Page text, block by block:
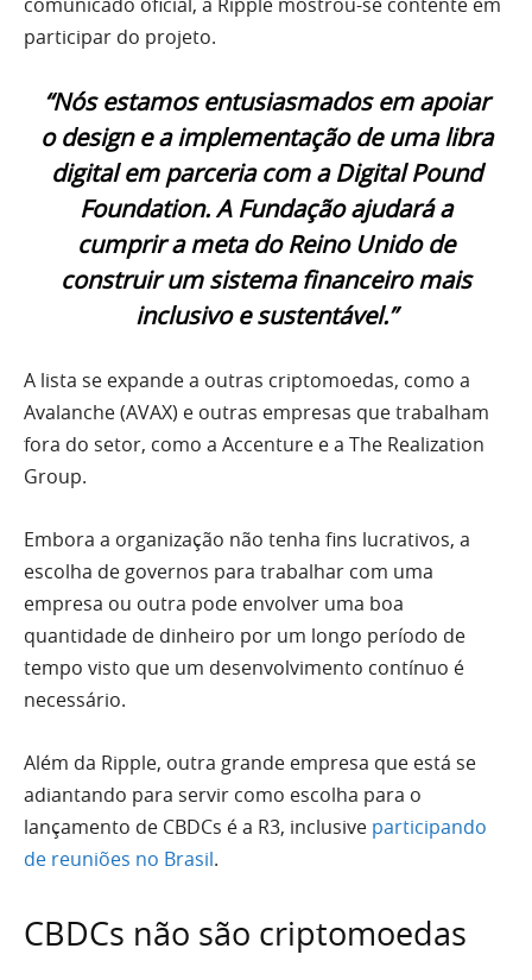
participar do projeto.
“Nós estamos entusiasmados em apoiar
o design e a implementação de uma libra
digital em parceria com a Digital Pound
Foundation. A Fundação ajudará a
cumprir a meta do Reino Unido de
construir um sistema financeiro mais
inclusivo e sustentável.”
A lista se expande a outras criptomoedas, como a
Avalanche (AVAX) e outras empresas que trabalham
fora do setor, como a Accenture e a The Realization
Group.
Embora a organização não tenha fins lucrativos, a
escolha de governos para trabalhar com uma
empresa ou outra pode envolver uma boa
quantidade de dinheiro por um longo período de
tempo visto que um desenvolvimento contínuo é
necessário.
Além da Ripple, outra grande empresa que está se
adiantando para servir como escolha para o
lançamento de CBDCs é a R3, inclusive participando
de reuniões no Brasil.
CBDCs não são criptomoedas